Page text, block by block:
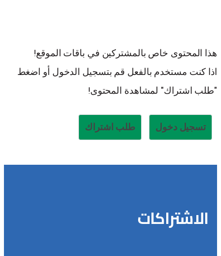
هذا المحتوى خاص بالمشتركين في باقات الموقع!
اذا كنت مستخدم بالفعل قم بتسجيل الدخول أو اضغط
"طلب اشتراك" لمشاهدة المحتوى!
تسجيل دخول طلب اشتراك
الاشتراكات